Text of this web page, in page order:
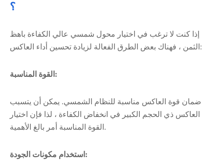
؟
إذا كنت لا ترغب في اختيار محول شمسي عالي الكفاءة باهظ
الثمن ، فهناك بعض الطرق الفعالة لزيادة تحسين أداء العاكس:
القوة المناسبة:
ضمان قوة العاكس مناسبة للنظام الشمسي. يمكن أن يتسبب
العاكس ذي الحجم الكبير في انخفاض الكفاءة ، لذا فإن اختيار
القوة المناسبة أمر بالغ الأهمية.
استخدام مكونات الجودة: